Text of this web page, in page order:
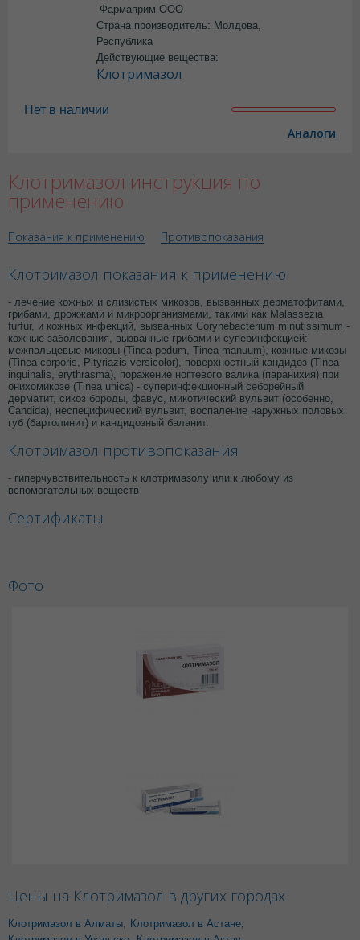
-Фармаприм ООО
Страна производитель: Молдова,
Республика
Действующие вещества:
Клотримазол
Нет в наличии
Аналоги
Клотримазол инструкция по
применению
Показания к применению Противопоказания
Клотримазол показания к применению
- лечение кожных и слизистых микозов, вызванных дерматофитами,
грибами, дрожжами и микроорганизмами, такими как Malassezia
furfur, и кожных инфекций, вызванных Corynebacterium minutissimum -
кожные заболевания, вызванные грибами и суперинфекцией:
межпальцевые микозы (Tinea pedum, Tinea manuum), кожные микозы
(Tinea corporis, Pityriazis versicolor), поверхностный кандидоз (Tinea
inguinalis, erythrasma), поражение ногтевого валика (паранихия) при
онихомикозе (Tinea unica) - суперинфекционный себорейный
дерматит, сикоз бороды, фавус, микотический вульвит (особенно,
Candida), неспецифический вульвит, воспаление наружных половых
губ (бартолинит) и кандидозный баланит.
Клотримазол противопоказания
- гиперчувствительность к клотримазолу или к любому из
вспомогательных веществ
Сертификаты
Фото
Цены на Клотримазол в других городах
Клотримазол в Алматы Клотримазол в Астане